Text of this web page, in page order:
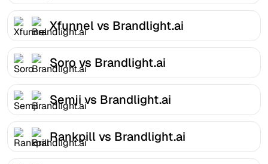
Xfunnel vs Brandlight.ai
Soro vs Brandlight.ai
Semji vs Brandlight.ai
Rankpill vs Brandlight.ai